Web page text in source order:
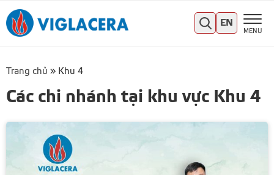
MENU
EN
Trang chủ » Khu 4
Các chi nhánh tại khu vực Khu 4